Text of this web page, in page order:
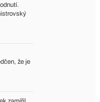
že je